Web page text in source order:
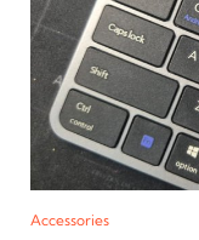
Accessories